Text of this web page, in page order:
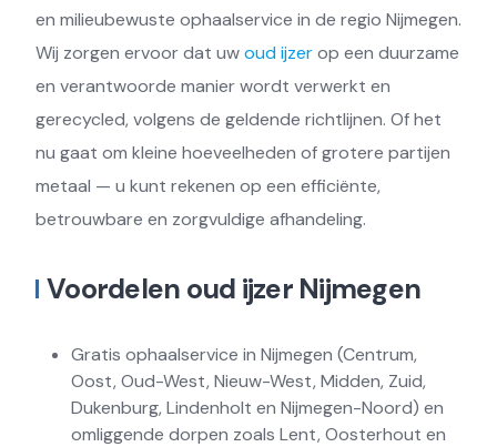
en milieubewuste ophaalservice in de regio Nijmegen.
Wij zorgen ervoor dat uwoud ijzerop een duurzame
en verantwoorde manier wordt verwerkt en
gerecycled, volgens de geldende richtlijnen. Of het
nu gaat om kleine hoeveelheden of grotere partijen
metaal — u kunt rekenen op een efficiënte,
betrouwbare en zorgvuldige afhandeling.
Voordelen oud ijzer Nijmegen
Gratis ophaalservice in Nijmegen (Centrum,
Oost, Oud-West, Nieuw-West, Midden, Zuid,
Dukenburg, Lindenholt en Nijmegen-Noord) en
omliggende dorpen zoals Lent, Oosterhout en